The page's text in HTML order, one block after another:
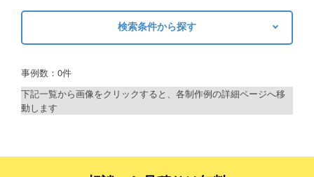
検索条件から探す
制作プランで探す
事例数：0件
下記一覧から画像をクリックすると、各制作例の詳細ページへ移
動します